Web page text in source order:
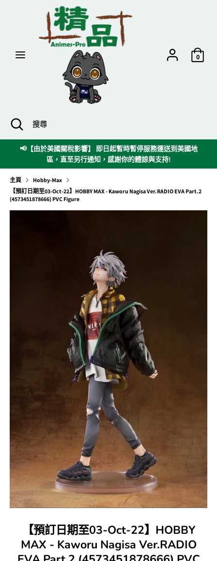
0
尋
搜
尋
關
閉
搜
📢【由於美國關稅影響】 即日起暫時暫停服務運送到美國地
區，直至另行通知，感謝你的體諒與支持!
主頁
Hobby-Max
【預訂日期至03-Oct-22】HOBBY MAX - Kaworu Nagisa Ver.RADIO EVA Part.2
(4573451878666) PVC Figure
【預訂日期至03-Oct-22】HOBBY
MAX - Kaworu Nagisa Ver.RADIO